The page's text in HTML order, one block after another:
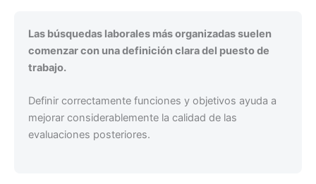
Las búsquedas laborales más organizadas suelen
comenzar con una definición clara del puesto de
trabajo.
Definir correctamente funciones y objetivos ayuda a
mejorar considerablemente la calidad de las
evaluaciones posteriores.